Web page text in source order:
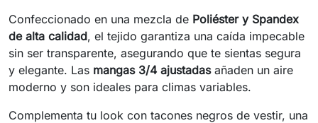
Confeccionado en una mezcla de Poliéster y Spandex
de alta calidad, el tejido garantiza una caída impecable
sin ser transparente, asegurando que te sientas segura
y elegante. Las mangas 3/4 ajustadasañaden un aire
moderno y son ideales para climas variables.
Complementa tu look con tacones negros de vestir, una